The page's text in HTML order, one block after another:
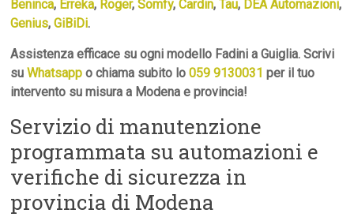
Beninca, Erreka, Roger,Somfy,Cardin,Tau, DEA Automazioni,
Genius,GiBiDi.
Assistenza efficace su ogni modello Fadini a Guiglia. Scrivi
suWhatsapp o chiama subito lo059 9130031 per il tuo
intervento su misura a Modena e provincia!
Servizio di manutenzione
programmata su automazioni e
verifiche di sicurezza in
provincia di Modena